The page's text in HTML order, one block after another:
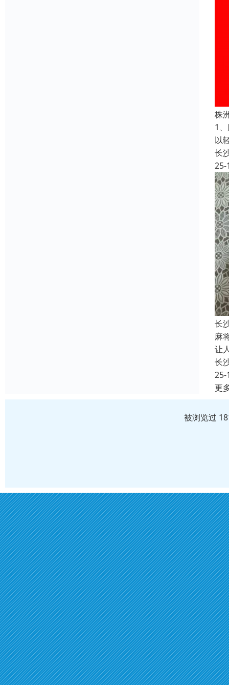
株
1
以
长
25-
长
麻
让
长
25-
更
被浏览过